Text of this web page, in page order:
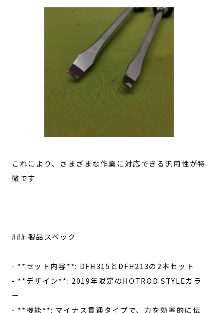
これにより、さまざまな作業に対応できる汎用性が特
徴です
### 製品スペック
- **セット内容**: DFH315とDFH213の2本セット
- **デザイン**: 2019年限定のHOTROD STYLEカラ
ー
- **機能**: マイナス貫通タイプで、力を効率的に伝